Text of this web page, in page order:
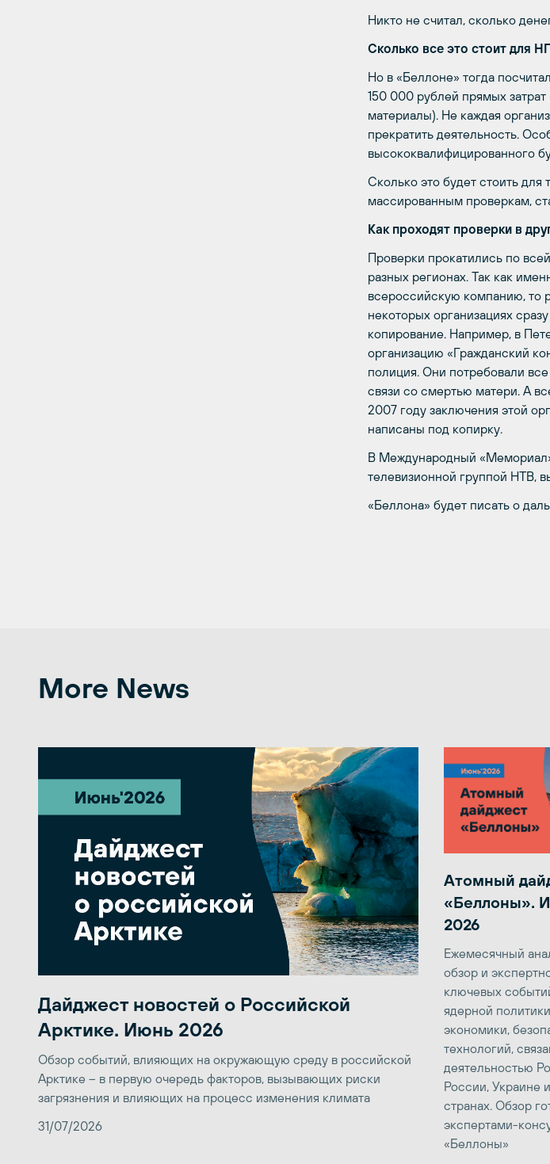
Никто не считал, сколько
Сколько все это стоит для
Но в «Беллоне» тогда
150 000 рублей прямых
материалы). Не каждая
прекратить деятельность.
высококвалифицированного
Сколько это будет стоить
массированным проверкам,
Как проходят проверки в
Проверки прокатились по
разных регионах. Так как
всероссийскую компанию, то
некоторых организациях
копирование. Например, в
организацию «Гражданский
полиция. Они потребовали все
связи со смертью матери. А
2007 году заключения этой
написаны под копирку.
В Международный
телевизионной группой НТВ,
«Беллона» будет писать о
More News
Дайджест новостей о Российской
Арктике. Июнь 2026
Обзор событий, влияющих на окружающую среду в российской
Арктике – в первую очередь факторов, вызывающих риски
загрязнения и влияющих на процесс изменения климата
31/07/2026
Атомный
«Беллоны».
2026
Ежемесячный
обзор и
ключевых
ядерной
экономики,
технологий,
деятельностью
России, Украине
странах. Обзор
экспертами-
«Беллоны»